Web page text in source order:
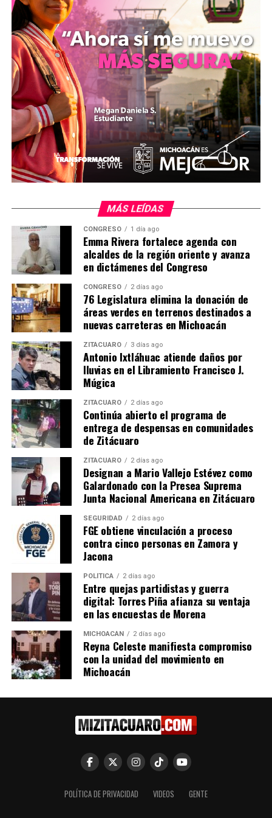
protocolos de emergencia a través de la Dirección de
Caminos y Carreteras, desplegando brigadas
multianuales que trabajan de manera ininterrumpida en
el retiro de los desechos para liberar las vialidades por
completo y garantizar el flujo seguro del agua
estancada. Asimismo, la institución hizo un llamado
público a la ciudadanía y a constructores particulares
para evitar el abandono de arena, grava o escombro en
la vía pública, debido a que estos materiales son
arrastrados fácilmente por las lluvias y causan
obstrucciones severas.
Comparte con:
Me gusta esto:
Relacionado
A 8 días de la inauguración
del Paso Catrinas en Morelia
22 abril, 2025
En "Michoacán"
Paso Catrinas se viste de
arte, SCOP entrega
reconocimientos a artistas
urbanos
impulsa empleo y desarrollo
en Morelia: SCOP
MÁS LEÍDAS
CONGRESO 1 día ago
Emma Rivera fortalece agenda con
alcaldes de la región oriente y avanza
en dictámenes del Congreso
CONGRESO 2 días ago
76 Legislatura elimina la donación de
áreas verdes en terrenos destinados a
nuevas carreteras en Michoacán
ZITÁCUARO 3 días ago
Antonio Ixtláhuac atiende daños por
lluvias en el Libramiento Francisco J.
Múgica
ZITÁCUARO 2 días ago
Continúa abierto el programa de
entrega de despensas en comunidades
de Zitácuaro
ZITÁCUARO 2 días ago
Designan a Mario Vallejo Estévez como
Galardonado con la Presea Suprema
Junta Nacional Americana en Zitácuaro
SEGURIDAD 2 días ago
FGE obtiene vinculación a proceso
contra cinco personas en Zamora y
Jacona
POLÍTICA 2 días ago
Entre quejas partidistas y guerra
digital: Torres Piña afianza su ventaja
en las encuestas de Morena
MICHOACÁN 2 días ago
Reyna Celeste manifiesta compromiso
con la unidad del movimiento en
Michoacán
POLÍTICA DE PRIVACIDAD VIDEOS GENTE